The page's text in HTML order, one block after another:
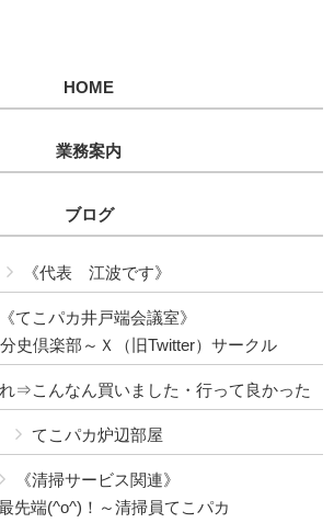
HOME
業務案内
ブログ
《代表 江波です》
《てこパカ井戸端会議室》
史倶楽部～Ｘ（旧Twitter）サークル
⇒こんなん買いました・行って良かった
てこパカ炉辺部屋
《清掃サービス関連》
先端(^o^)！～清掃員てこパカ